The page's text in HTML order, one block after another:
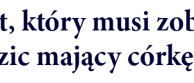
który musi
mający córkę